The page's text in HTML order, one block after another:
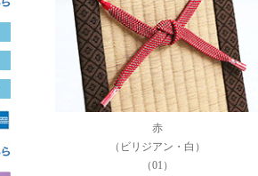
赤
（ビリジアン・白）
（01）